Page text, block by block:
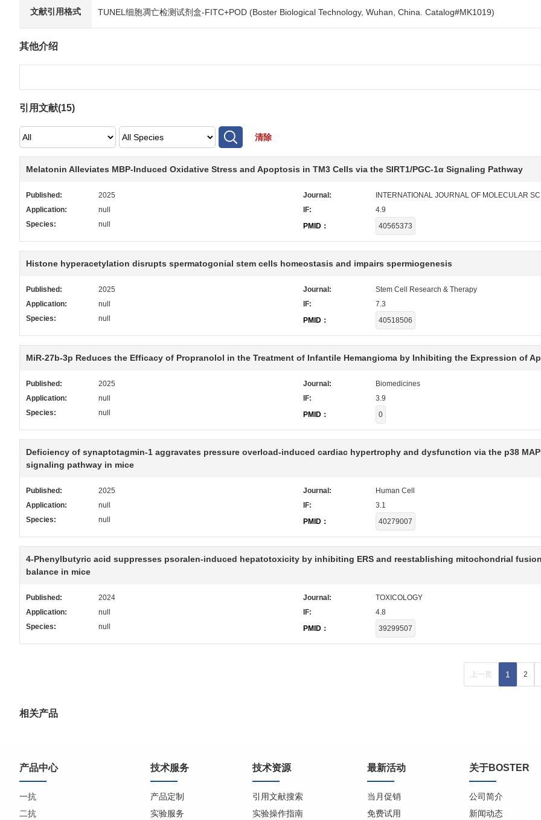
文献引用格式 TUNEL细胞凋亡检测试剂盒-FITC+POD (Boster Biological Technology, Wuhan, China. Catalog#MK1019)
其他介绍
引用文献(15)
清除
Melatonin Alleviates MBP-Induced Oxidative Stress and Apoptosis in TM3 Cells via the SIRT1/PGC-1α Signaling Pathway
Published: 2025 Journal:
INTERNATIONAL JOURNAL OF MOLECULAR
Application:
null IF:
4.9
Species:
null PMID： 40565373
Histone hyperacetylation disrupts spermatogonial stem cells homeostasis and impairs spermiogenesis
Published: 2025 Journal:
Stem Cell Research & Therapy
Application:
null IF:
7.3
Species:
null PMID： 40518506
MiR-27b-3p Reduces the Efficacy of Propranolol in the Treatment of Infantile Hemangioma by Inhibiting the Expression of
Published: 2025 Journal:
Biomedicines
Application:
null IF:
3.9
Species:
null PMID： 0
Deficiency of synaptotagmin-1 aggravates pressure overload-induced cardiac hypertrophy and dysfunction via the p38
signaling pathway in mice
Published: 2025 Journal:
Human Cell
Application:
null IF:
3.1
Species:
null PMID： 40279007
4-Phenylbutyric acid suppresses psoralen-induced hepatotoxicity by inhibiting ERS and reestablishing mitochondrial
balance in mice
Published: 2024 Journal:
TOXICOLOGY
Application:
null IF:
4.8
Species:
null PMID： 39299507
上一页 1 2
相关产品
产品中心
一抗
二抗
技术服务
产品定制
实验服务
技术资源
引用文献搜索
实验操作指南
最新活动
当月促销
免费试用
关于BOSTER
公司简介
新闻动态